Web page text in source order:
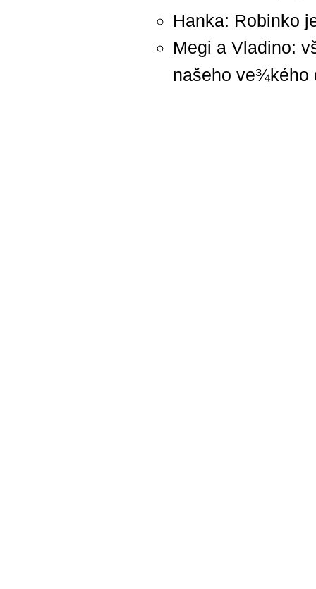
Hanka: Robinko
Megi a Vladino:
našeho ve¾kého